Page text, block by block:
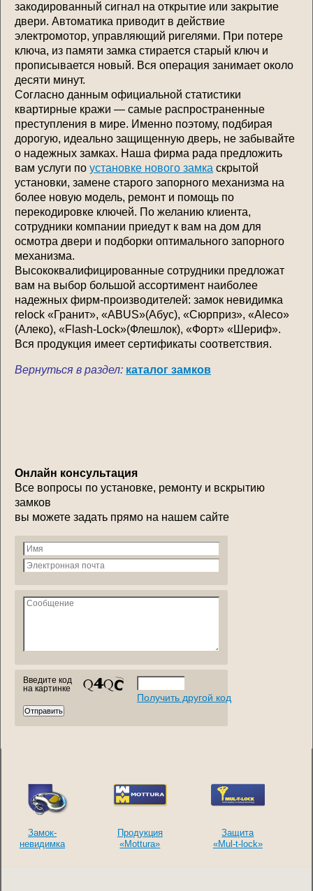
закодированный сигнал на открытие или закрытие
двери. Автоматика приводит в действие
электромотор, управляющий ригелями. При потере
ключа, из памяти замка стирается старый ключ и
прописывается новый. Вся операция занимает около
десяти минут.
Согласно данным официальной статистики
квартирные кражи — самые распространенные
преступления в мире. Именно поэтому, подбирая
дорогую, идеально защищенную дверь, не забывайте
о надежных замках. Наша фирма рада предложить
вам услуги по установке нового замка скрытой
установки, замене старого запорного механизма на
более новую модель, ремонт и помощь по
перекодировке ключей. По желанию клиента,
сотрудники компании приедут к вам на дом для
осмотра двери и подборки оптимального запорного
механизма.
Высококвалифицированные сотрудники предложат
вам на выбор большой ассортимент наиболее
надежных фирм-производителей: замок невидимка
relock «Гранит», «ABUS»(Абус), «Сюрприз», «Alecо»
(Алеко), «Flash-Lock»(Флешлок), «Форт» «Шериф».
Вся продукция имеет сертификаты соответствия.
Вернуться в раздел: каталог замков
Онлайн консультация
Все вопросы по установке, ремонту и вскрытию
замков
вы можете задать прямо на нашем сайте
Введите код
на картинке
Получить другой код
Замок-
невидимка
Продукция
«Mottura»
Защита
«Mul-t-lock»